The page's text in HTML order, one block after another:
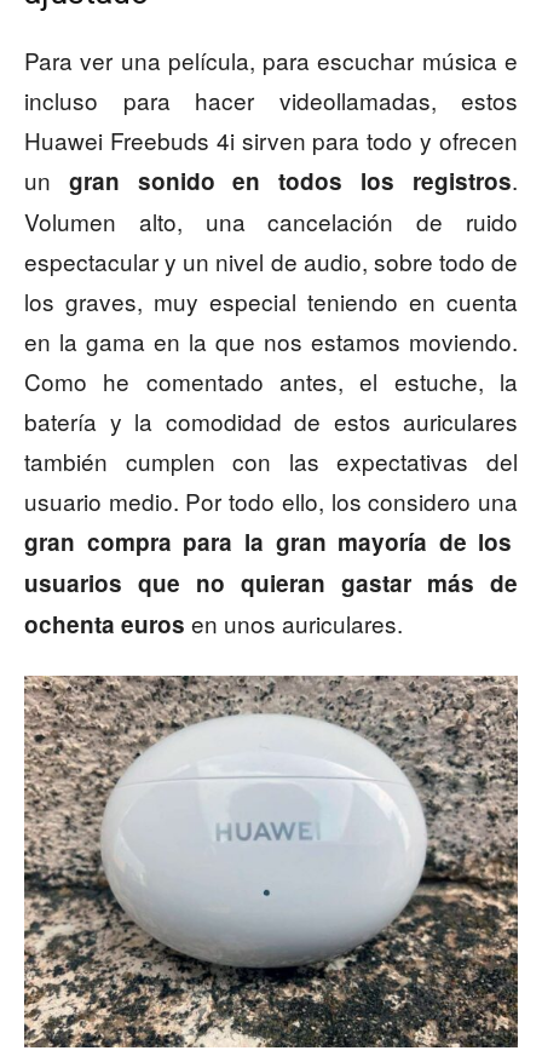
Para ver una película, para escuchar música e
incluso para hacer videollamadas, estos
Huawei Freebuds 4i sirven para todo y ofrecen
un gran sonido en todos los registros.
Volumen alto, una cancelación de ruido
espectacular y un nivel de audio, sobre todo de
los graves, muy especial teniendo en cuenta
en la gama en la que nos estamos moviendo.
Como he comentado antes, el estuche, la
batería y la comodidad de estos auriculares
también cumplen con las expectativas del
usuario medio. Por todo ello, los considero una
gran compra para la gran mayoría de los
usuarios que no quieran gastar más de
ochenta euros en unos auriculares.